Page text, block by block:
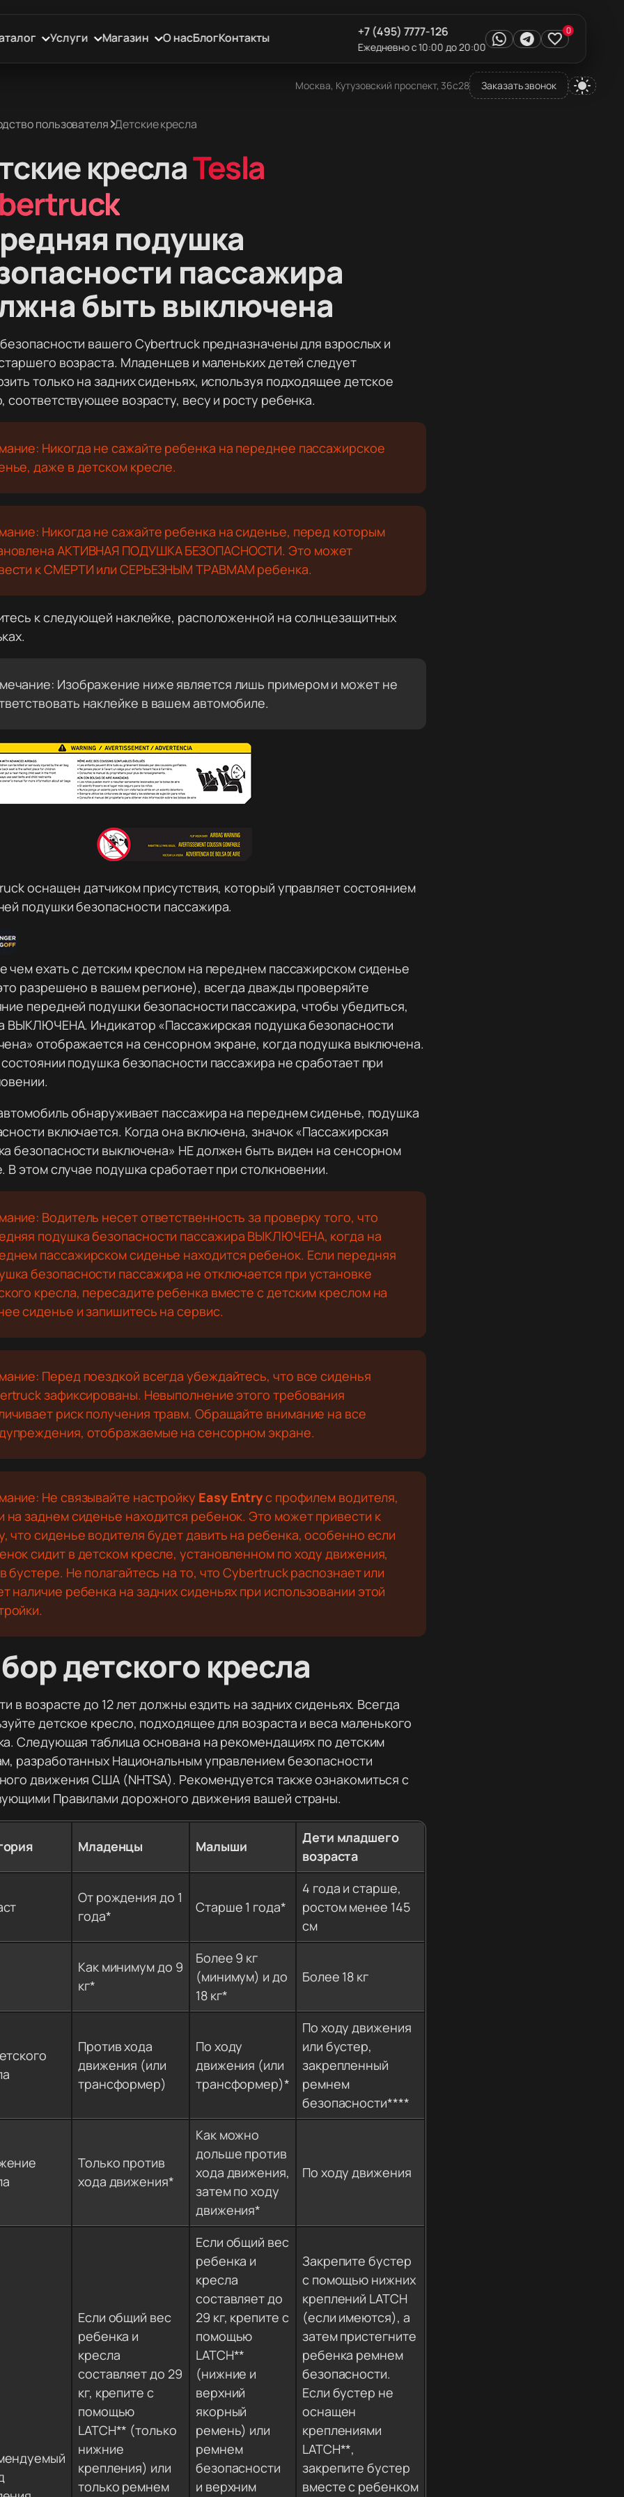
Москва, Кутузовский проспект, 36с28 Заказать звонок
Услуги Магазин О насБлогКонтакты +7 (495) 7777-126
Ежедневно с 10:00 до 20:00
0
пользователя Детские кресла
креслаTesla
подушка
пассажира
быть выключена
вашего Cybertruck предназначены для взрослых и
возраста. Младенцев и маленьких детей следует
только на задних сиденьях, используя подходящее детское
соответствующее возрасту, весу и росту ребенка.
Никогда не сажайте ребенка на переднее пассажирское
даже в детском кресле.
Никогда не сажайте ребенка на сиденье, перед которым
АКТИВНАЯ ПОДУШКА БЕЗОПАСНОСТИ. Это может
к СМЕРТИ или СЕРЬЕЗНЫМ ТРАВМАМ ребенка.
к следующей наклейке, расположенной на солнцезащитных
Изображение ниже является лишь примером и может не
наклейке в вашем автомобиле.
оснащен датчиком присутствия, который управляет состоянием
подушки безопасности пассажира.
чем ехать с детским креслом на переднем пассажирском сиденье
разрешено в вашем регионе), всегда дважды проверяйте
передней подушки безопасности пассажира, чтобы убедиться,
ВЫКЛЮЧЕНА. Индикатор «Пассажирская подушка безопасности
отображается на сенсорном экране, когда подушка выключена.
подушка безопасности пассажира не сработает при
обнаруживает пассажира на переднем сиденье, подушка
включается. Когда она включена, значок «Пассажирская
безопасности выключена» НЕ должен быть виден на сенсорном
В этом случае подушка сработает при столкновении.
Водитель несет ответственность за проверку того, что
подушка безопасности пассажира ВЫКЛЮЧЕНА, когда на
пассажирском сиденье находится ребенок. Если передняя
безопасности пассажира не отключается при установке
кресла, пересадите ребенка вместе с детским креслом на
сиденье и запишитесь на сервис.
Перед поездкой всегда убеждайтесь, что все сиденья
зафиксированы. Невыполнение этого требования
риск получения травм. Обращайте внимание на все
отображаемые на сенсорном экране.
Не связывайте настройку Easy Entryс профилем водителя,
на заднем сиденье находится ребенок. Это может привести к
что сиденье водителя будет давить на ребенка, особенно если
сидит в детском кресле, установленном по ходу движения,
бустере. Не полагайтесь на то, что Cybertruck распознает или
наличие ребенка на задних сиденьях при использовании этой
детского кресла
в возрасте до 12 лет должны ездить на задних сиденьях. Всегда
детское кресло, подходящее для возраста и веса маленького
Следующая таблица основана на рекомендациях по детским
разработанных Национальным управлением безопасности
движения США (NHTSA). Рекомендуется также ознакомиться с
Правилами дорожного движения вашей страны.
Младенцы Малыши
Дети младшего
возраста
От рождения до 1
года*
Старше 1 года*
4 года и старше,
ростом менее 145
см
Как минимум до 9
кг*
Более 9 кг
(минимум) и до
18 кг*
Более 18 кг
Против хода
движения (или
трансформер)
По ходу
движения (или
трансформер)*
По ходу движения
или бустер,
закрепленный
ремнем
безопасности****
Только против
хода движения*
Как можно
дольше против
хода движения,
затем по ходу
движения*
По ходу движения
Если общий вес
ребенка и
кресла
составляет до 29
кг, крепите с
помощью
LATCH** (только
нижние
крепления) или
только ремнем
Если общий вес
ребенка и
кресла
составляет до
29 кг, крепите с
помощью
LATCH**
(нижние и
верхний
якорный
ремень) или
ремнем
безопасности
и верхним
Закрепите бустер
с помощью нижних
креплений LATCH
(если имеются), а
затем пристегните
ребенка ремнем
безопасности.
Если бустер не
оснащен
креплениями
LATCH**,
закрепите бустер
вместе с ребенком